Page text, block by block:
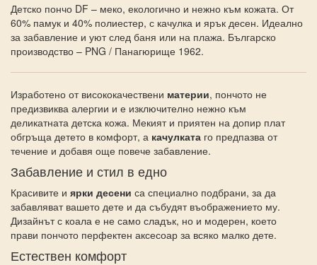
Детско пончо DF – меко, екологично и нежно към кожата. От
60% памук и 40% полиестер, с качулка и ярък десен. Идеално
за забавление и уют след баня или на плажа. Българско
производство – PNG / Панагюрище 1962.
Изработено от висококачествени материи, пончото не
предизвиква алергии и е изключително нежно към
деликатната детска кожа. Мекият и приятен на допир плат
обгръща детето в комфорт, а качулката го предпазва от
течение и добавя още повече забавление.
Забавление и стил в едно
Красивите и ярки десени са специално подбрани, за да
забавляват вашето дете и да събудят въображението му.
Дизайнът с коала е не само сладък, но и модерен, което
прави пончото перфектен аксесоар за всяко малко дете.
Естествен комфорт